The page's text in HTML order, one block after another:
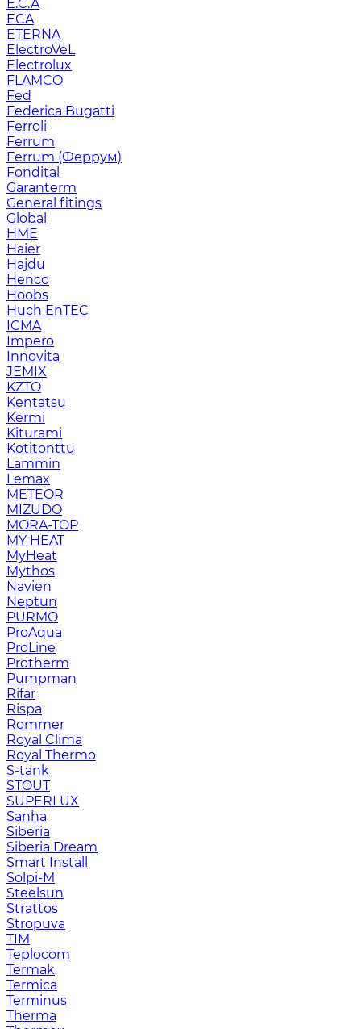
E.C.A
ECA
ETERNA
ElectroVeL
Electrolux
FLAMCO
Fed
Federica Bugatti
Ferroli
Ferrum
Ferrum (Феррум)
Fondital
Garanterm
General fitings
Global
HME
Haier
Hajdu
Henco
Hoobs
Huch EnTEC
ICMA
Impero
Innovita
JEMIX
KZTO
Kentatsu
Kermi
Kiturami
Kotitonttu
Lammin
Lemax
METEOR
MIZUDO
MORA-TOP
MY HEAT
MyHeat
Mythos
Navien
Neptun
PURMO
ProAqua
ProLine
Protherm
Pumpman
Rifar
Rispa
Rommer
Royal Clima
Royal Thermo
S-tank
STOUT
SUPERLUX
Sanha
Siberia
Siberia Dream
Smart Install
Solpi-M
Steelsun
Strattos
Stropuva
TIM
Teplocom
Termak
Termica
Terminus
Therma